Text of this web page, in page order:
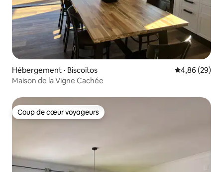
Hébergement ⋅ Biscoitos Évaluation
4,86 (29)
Maison de la Vigne Cachée
Coup de cœur voyageurs
Coup de cœur voyageurs